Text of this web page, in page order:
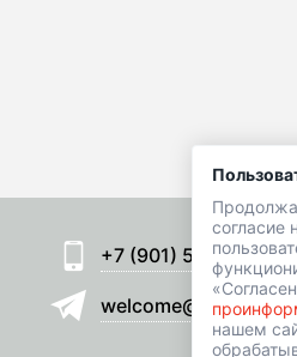
согласие
нашем
+7 (901) 518-01-49